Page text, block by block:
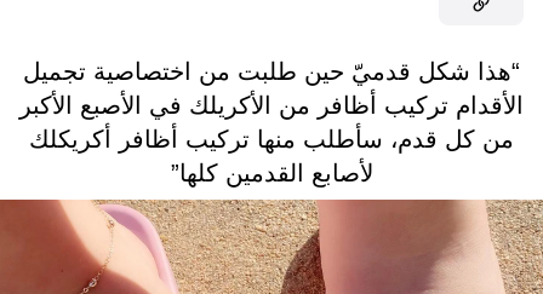
“هذا شكل قدميّ حين طلبت من اختصاصية تجميل
الأقدام تركيب أظافر من الأكريلك في الأصبع الأكبر
من كل قدم، سأطلب منها تركيب أظافر أكريكلك
لأصابع القدمين كلها”